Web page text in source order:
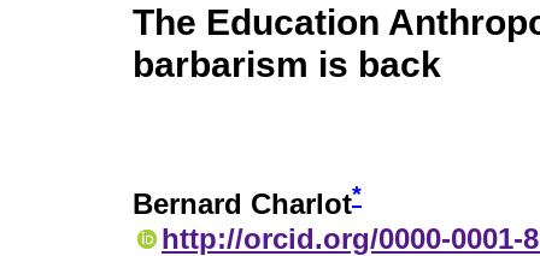
The Education
barbarism is back
Bernard Charlot*
http://orcid.org/0000-0001-